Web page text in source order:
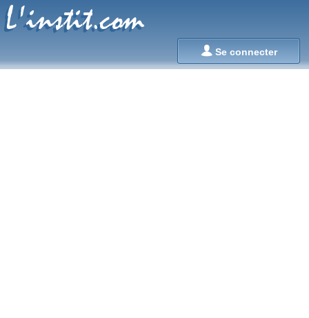
Se connecter
L'instit.com
L'instit.com